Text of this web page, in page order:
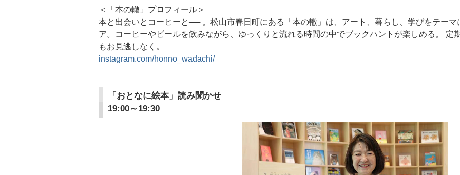
＜「本の轍」プロフィール＞
本と出会いとコーヒーと── 。松山市春日町にある「本の轍」は、アート、暮らし、学びをテー
ア。コーヒーやビールを飲みながら、ゆっくりと流れる時間の中でブックハントが楽しめる。 定
もお見逃しなく。
instagram.com/honno_wadachi/
「おとなに絵本」読み聞かせ
19:00～19:30